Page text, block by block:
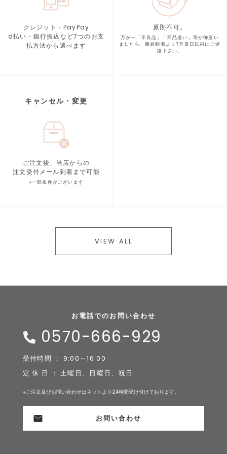
クレジット・PayPay
d払い・銀行振込など7つのお支
払方法から選べます
原則不可。
万が一「不良品」「商品違い」等が御座い
ましたら、商品到着より7営業日以内にご連
絡下さい。
キャンセル・変更
ご注文後、当店からの
注文受付メール到着まで可能
※一部条件がございます
VIEW ALL
お電話でのお問い合わせ
0570-666-929
受付時間 ： 9:00～16:00
定 休 日 ： 土曜日、日曜日、祝日
※ご注文及びお問い合わせはネットより24時間受け付けております。
お問い合わせ